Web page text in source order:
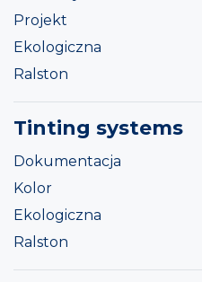
Projekt
Ekologiczna
Ralston
Tinting systems
Dokumentacja
Kolor
Ekologiczna
Ralston